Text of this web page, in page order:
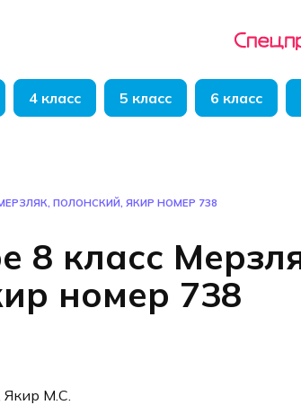
4 класс 5 класс 6 класс
ПОЛОНСКИЙ, ЯКИР НОМЕР 738
8 класс
номер 738
Якир М.С.